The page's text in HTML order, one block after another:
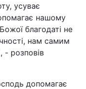
усуває
нашому
благодаті не
нам самим
- розповів
допомагає